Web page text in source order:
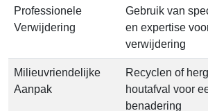
Professionele
Verwijdering
Gebruik van
en expertise
verwijdering
Milieuvriendelijke
Aanpak
Recyclen of
houtafval voor
benadering